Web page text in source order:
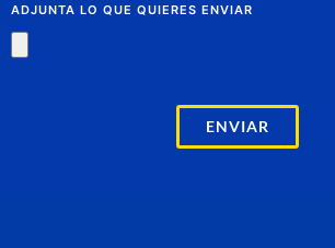
ADJUNTA LO QUE QUIERES ENVIAR
ENVIAR